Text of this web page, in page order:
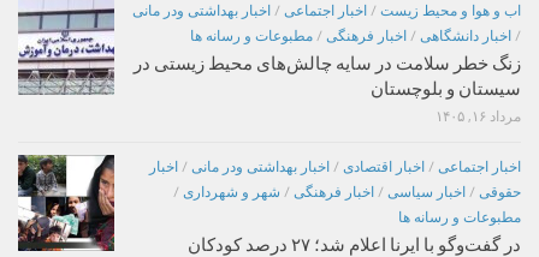
اب و هوا و محیط زیست / اخبار اجتماعی / اخبار بهداشتی ودر مانی
/ اخبار دانشگاهی / اخبار فرهنگی / مطبوعات و رسانه ها
زنگ خطر سلامت در سایه چالش‌های محیط زیستی در
سیستان و بلوچستان
مرداد ۱۶, ۱۴۰۵
اخبار اجتماعی / اخبار اقتصادی / اخبار بهداشتی ودر مانی / اخبار
حقوقی / اخبار سیاسی / اخبار فرهنگی / شهر و شهرداری /
مطبوعات و رسانه ها
در گفت‌وگو با ایرنا اعلام شد؛ ۲۷ درصد کودکان